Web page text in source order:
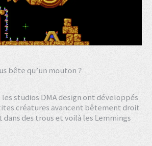
bête qu’un mouton ?
les studios DMA design ont développés
créatures avancent bêtement droit
des trous et voilà les Lemmings